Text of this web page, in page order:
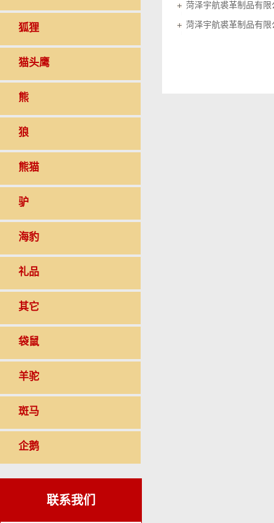
狐狸
猫头鹰
熊
狼
熊猫
驴
海豹
礼品
其它
袋鼠
羊驼
斑马
企鹅
联系我们
菏泽宇航裘革制品有限
菏泽宇航裘革制品有限